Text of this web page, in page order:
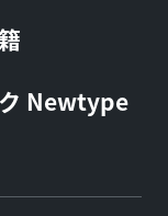
Newtype